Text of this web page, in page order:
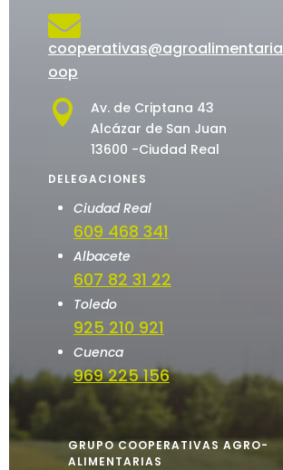

oop

Av. de Criptana 43
Alcázar de San Juan
13600 -Ciudad Real
DELEGACIONES
Ciudad Real
609 468 341
Albacete
607 82 31 22
Toledo
925 210 921
Cuenca
969 225 156
GRUPO COOPERATIVAS AGRO-
ALIMENTARIAS